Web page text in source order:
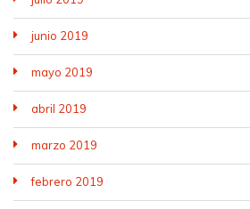
junio 2019
mayo 2019
abril 2019
marzo 2019
febrero 2019